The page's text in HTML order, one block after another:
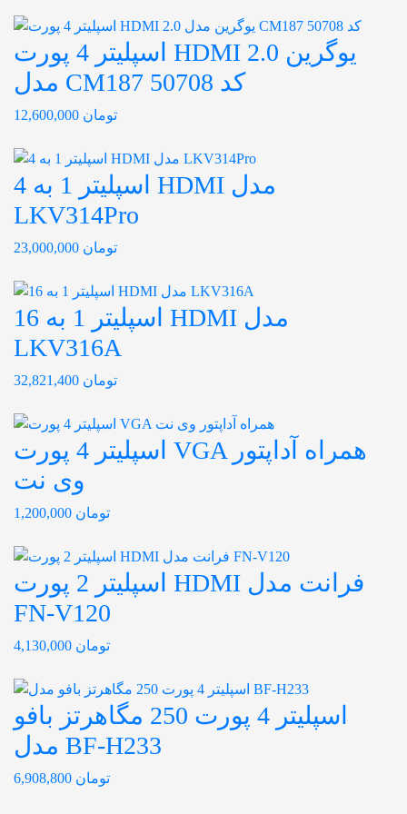
اسپلیتر 4 پورت HDMI 2.0 یوگرین
مدل CM187 کد 50708
12,600,000 تومان
اسپلیتر 1 به 4 HDMI مدل
LKV314Pro
23,000,000 تومان
اسپلیتر 1 به 16 HDMI مدل
LKV316A
32,821,400 تومان
اسپلیتر 4 پورت VGA همراه آداپتور
وی نت
1,200,000 تومان
اسپلیتر 2 پورت HDMI فرانت مدل
FN-V120
4,130,000 تومان
اسپلیتر 4 پورت 250 مگاهرتز بافو
مدل BF-H233
6,908,800 تومان